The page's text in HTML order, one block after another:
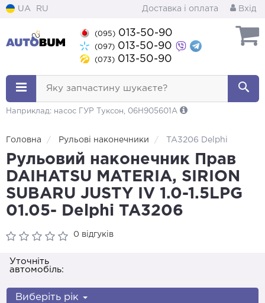
UA RU Доставка і оплата Вхід
(095) 013-50-90
(097) 013-50-90
(073) 013-50-90
Яку запчастину шукаєте?
Наприклад: насос ГУР Туксон, 06H905601A
Головна Рульові наконечники TA3206 Delphi
Рульовий наконечник Прав
DAIHATSU MATERIA, SIRION
SUBARU JUSTY IV 1.0-1.5LPG
01.05- Delphi TA3206
0 відгуків
Уточніть
автомобіль:
Виберіть рік